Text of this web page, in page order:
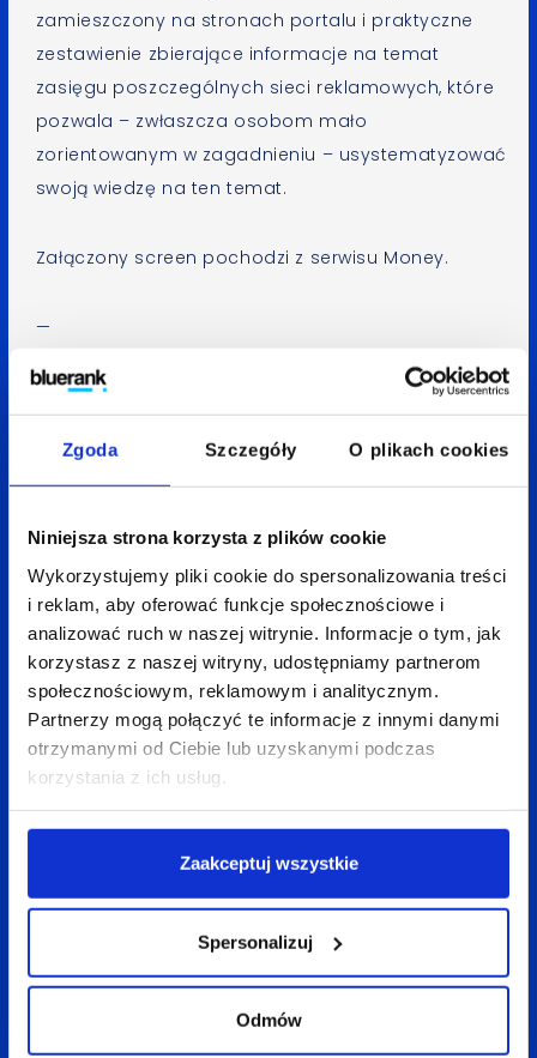
Zgoda Szczegóły O plikach cookies
Niniejsza strona korzysta z plików cookie
Wykorzystujemy pliki cookie do spersonalizowania treści
i reklam, aby oferować funkcje społecznościowe i
analizować ruch w naszej witrynie. Informacje o tym, jak
korzystasz z naszej witryny, udostępniamy partnerom
społecznościowym, reklamowym i analitycznym.
Partnerzy mogą połączyć te informacje z innymi danymi
otrzymanymi od Ciebie lub uzyskanymi podczas
korzystania z ich usług.
Zaakceptuj wszystkie
Spersonalizuj
Odmów
zamieszczony na stronach portalu i praktyczne
zestawienie zbierające informacje na temat
zasięgu poszczególnych sieci reklamowych, które
pozwala – zwłaszcza osobom mało
zorientowanym w zagadnieniu – usystematyzować
swoją wiedzę na ten temat.
Załączony screen pochodzi z serwisu Money.
—
LinkedInFacebook
X
Wróć do bloga
Zobacz także: